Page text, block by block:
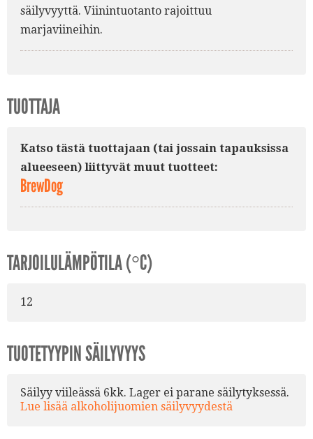
säilyvyyttä. Viinintuotanto rajoittuu
marjaviineihin.
TUOTTAJA
Katso tästä tuottajaan (tai jossain tapauksissa
alueeseen) liittyvät muut tuotteet:
BrewDog
TARJOILULÄMPÖTILA (°C)
12
TUOTETYYPIN SÄILYVYYS
Säilyy viileässä 6kk. Lager ei parane säilytyksessä.
Lue lisää alkoholijuomien säilyvyydestä